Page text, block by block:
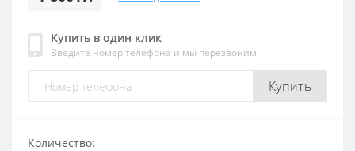
Купить в один клик
Введите номер телефона и мы перезвоним
Купить
Количество: